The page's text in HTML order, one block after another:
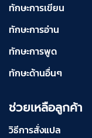
ทักษะการเขียน
ทักษะการอ่าน
ทักษะการพูด
ทักษะด้านอื่นๆ
ช่วยเหลือลูกค้า
วิธีการสั่งแปล